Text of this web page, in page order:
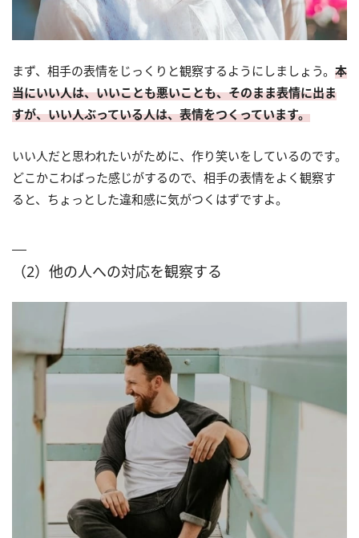
まず、相手の表情をじっくりと観察するようにしましょう。 本
当にいい人は、いいことも悪いことも、そのまま表情に出ま
すが、いい人ぶっている人は、表情をつくっています。
いい人だと思われたいがために、作り笑いをしているのです。
どこかこわばった感じがするので、相手の表情をよく観察す
ると、ちょっとした違和感に気がつくはずですよ。
（2）他の人への対応を観察する